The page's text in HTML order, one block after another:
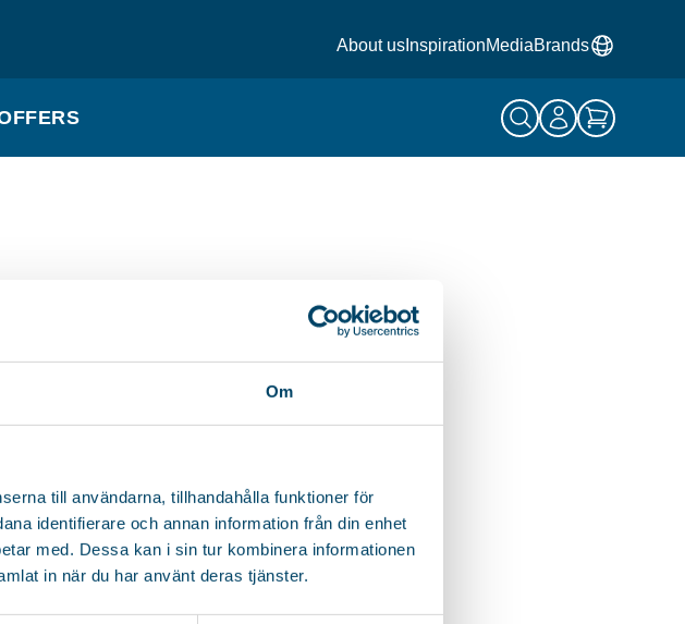
Om
till användarna, tillhandahålla funktioner för
identifierare och annan information från din enhet
med. Dessa kan i sin tur kombinera informationen
in när du har använt deras tjänster.
About us InspirationMediaBrands